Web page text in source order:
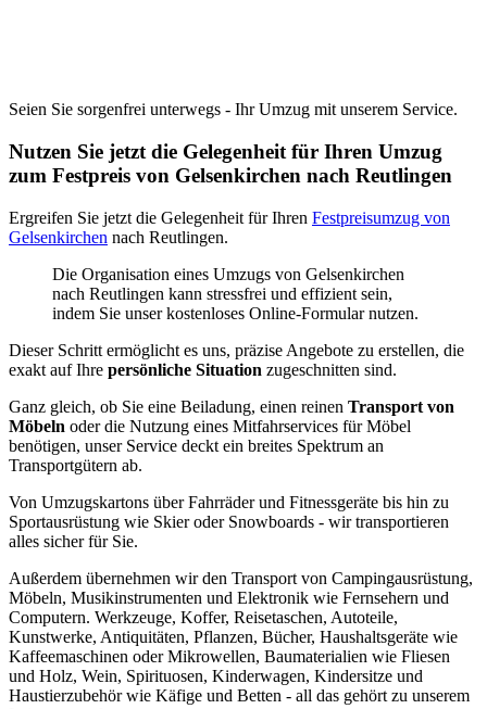
Seien Sie sorgenfrei unterwegs - Ihr Umzug mit unserem Service.
Nutzen Sie jetzt die Gelegenheit für Ihren Umzug
zum Festpreis von Gelsenkirchen nach Reutlingen
Ergreifen Sie jetzt die Gelegenheit für Ihren Festpreisumzug von
Gelsenkirchen nach Reutlingen.
Die Organisation eines Umzugs von Gelsenkirchen
nach Reutlingen kann stressfrei und effizient sein,
indem Sie unser kostenloses Online-Formular nutzen.
Dieser Schritt ermöglicht es uns, präzise Angebote zu erstellen, die
exakt auf Ihre persönliche Situation zugeschnitten sind.
Ganz gleich, ob Sie eine Beiladung, einen reinen Transport von
Möbeln oder die Nutzung eines Mitfahrservices für Möbel
benötigen, unser Service deckt ein breites Spektrum an
Transportgütern ab.
Von Umzugskartons über Fahrräder und Fitnessgeräte bis hin zu
Sportausrüstung wie Skier oder Snowboards - wir transportieren
alles sicher für Sie.
Außerdem übernehmen wir den Transport von Campingausrüstung,
Möbeln, Musikinstrumenten und Elektronik wie Fernsehern und
Computern. Werkzeuge, Koffer, Reisetaschen, Autoteile,
Kunstwerke, Antiquitäten, Pflanzen, Bücher, Haushaltsgeräte wie
Kaffeemaschinen oder Mikrowellen, Baumaterialien wie Fliesen
und Holz, Wein, Spirituosen, Kinderwagen, Kindersitze und
Haustierzubehör wie Käfige und Betten - all das gehört zu unserem